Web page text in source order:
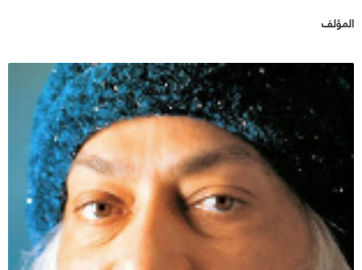
المؤلف